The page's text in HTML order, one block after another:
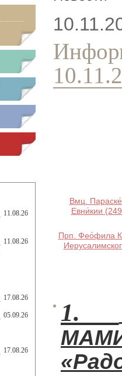
11.08.26
11.08.26
17.08.26
05.09.26
17.08.26
Вмц.
Евни́кии
Прп. Фео́фила
1.